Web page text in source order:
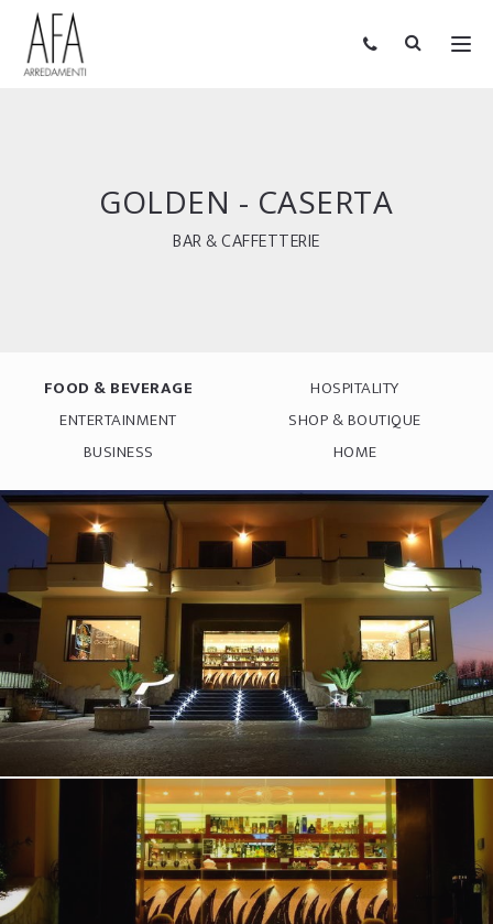
GOLDEN - CASERTA
BAR & CAFFETTERIE
FOOD & BEVERAGE
HOSPITALITY
ENTERTAINMENT
SHOP & BOUTIQUE
BUSINESS
HOME